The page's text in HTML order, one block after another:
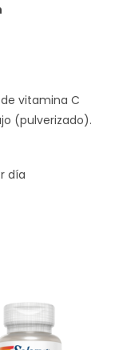
vitamina C
(pulverizado).
día